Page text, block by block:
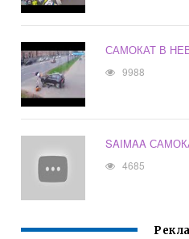
САМОКАТ В
9988
SAIMAA
4685